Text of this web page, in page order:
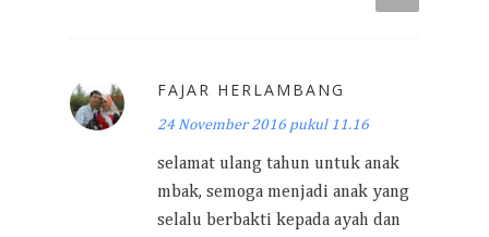
FAJAR HERLAMBANG
24 November 2016 pukul 11.16
selamat ulang tahun untuk anak
mbak, semoga menjadi anak yang
selalu berbakti kepada ayah dan